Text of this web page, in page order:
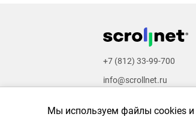
+7 (812) 33-99-700
info@scrollnet.ru
Мы используем файлы cookies и